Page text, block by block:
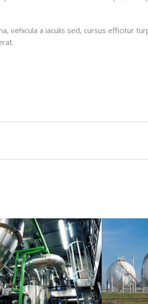
vehicula a iaculis sed, cursus efficitur